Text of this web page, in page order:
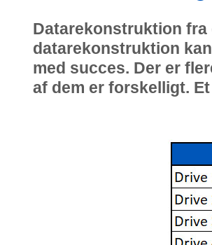
Datarekonstruktion fra
datarekonstruktion
med succes. Der er
af dem er forskelligt.